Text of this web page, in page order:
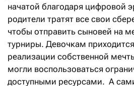
начатой благодаря цифровой
родители тратят все свои
чтобы отправить сыновей на
турниры. Девочкам
реализации собственной
могли воспользоваться
доступными ресурсами. А